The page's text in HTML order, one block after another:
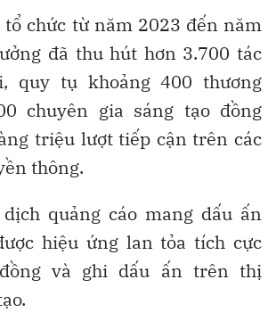
tổ chức từ năm 2023 đến năm
đã thu hút hơn 3.700 tác
quy tụ khoảng 400 thương
chuyên gia sáng tạo đồng
triệu lượt tiếp cận trên các
thông.
quảng cáo mang dấu ấn
hiệu ứng lan tỏa tích cực
và ghi dấu ấn trên thị